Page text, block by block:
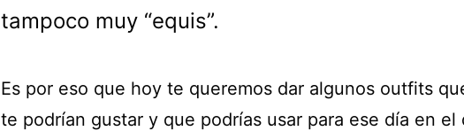
tampoco muy “equis”.
Es por eso que hoy te queremos dar algunos outfits
te podrían gustar y que podrías usar para ese día en el